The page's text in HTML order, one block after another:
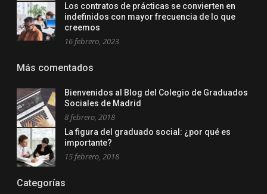
Los contratos de prácticas se convierten en
indefinidos con mayor frecuencia de lo que
creemos
16 febrero, 2023
Más comentados
Bienvenidos al Blog del Colegio de Graduados
Sociales de Madrid
8 febrero, 2018
La figura del graduado social: ¿por qué es
importante?
15 febrero, 2018
Categorías